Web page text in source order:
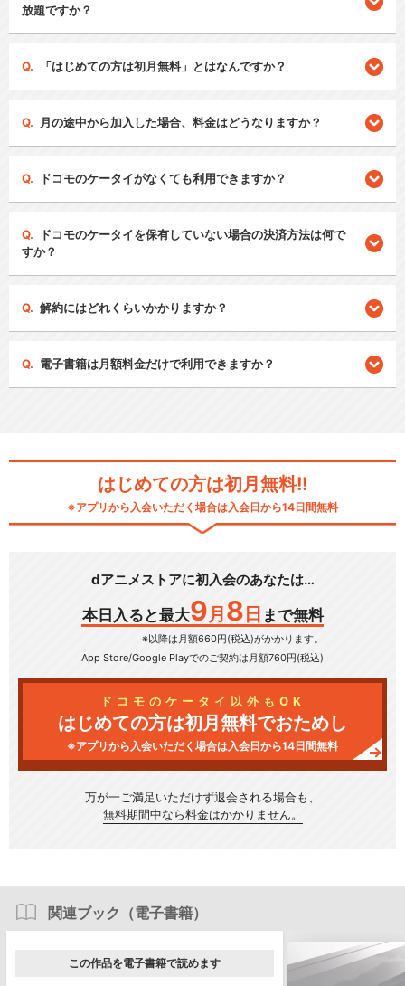
放題ですか？
「はじめての方は初月無料」とはなんですか？
月の途中から加入した場合、料金はどうなりますか？
ドコモのケータイがなくても利用できますか？
ドコモのケータイを保有していない場合の決済方法は何で
すか？
解約にはどれくらいかかりますか？
電子書籍は月額料金だけで利用できますか？
はじめての方は初月無料!!
※アプリから入会いただく場合は入会日から14日間無料
dアニメストアに初入会のあなたは…
本日入ると最大9 月 8 日 まで無料
※以降は月額660円(税込)がかかります。
App Store/Google Playでのご契約は月額760円(税込)
ドコモのケータイ以外もOK
はじめての方は初月無料でおためし
※アプリから入会いただく場合は入会日から14日間無料
万が一ご満足いただけず退会される場合も、
無料期間中なら料金はかかりません。
関連ブック（電子書籍）
この作品を電子書籍で読めます